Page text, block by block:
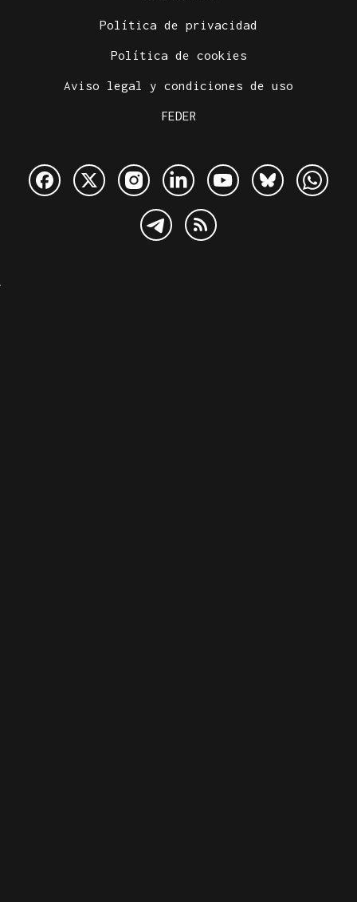
Política de privacidad
Política de cookies
Aviso legal y condiciones de uso
FEDER